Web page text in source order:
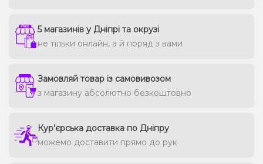
5 магазинів у Дніпрі та окрузі
не тільки онлайн, а й поряд з вами
Замовляй товар із самовивозом
з магазину абсолютно безкоштовно
Кур'єрська доставка по Дніпру
можемо доставити прямо до рук